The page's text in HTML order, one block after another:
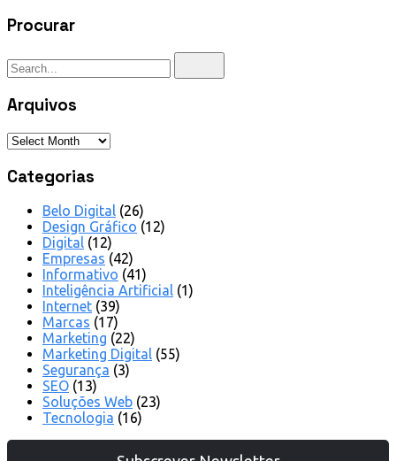
Procurar
Arquivos
Categorias
Belo Digital (26)
Design Gráfico (12)
Digital (12)
Empresas (42)
Informativo (41)
Inteligência Artificial (1)
Internet (39)
Marcas (17)
Marketing (22)
Marketing Digital (55)
Segurança (3)
SEO (13)
Soluções Web (23)
Tecnologia (16)